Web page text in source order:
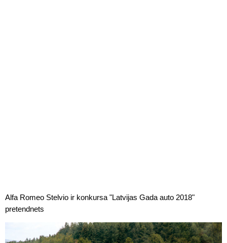
Alfa Romeo Stelvio ir konkursa "Latvijas Gada auto 2018"
pretendnets